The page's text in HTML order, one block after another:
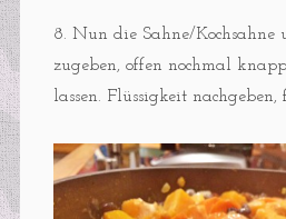
8. Nun die Sahne/Kochsahne
zugeben, offen nochmal
lassen. Flüssigkeit